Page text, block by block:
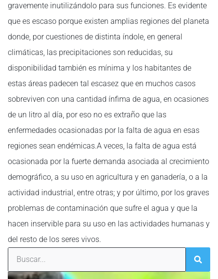
gravemente inutilizándolo para sus funciones. Es evidente
que es escaso porque existen amplias regiones del planeta
donde, por cuestiones de distinta índole, en general
climáticas, las precipitaciones son reducidas, su
disponibilidad también es mínima y los habitantes de
estas áreas padecen tal escasez que en muchos casos
sobreviven con una cantidad ínfima de agua, en ocasiones
de un litro al día, por eso no es extraño que las
enfermedades ocasionadas por la falta de agua en esas
regiones sean endémicas.A veces, la falta de agua está
ocasionada por la fuerte demanda asociada al crecimiento
demográfico, a su uso en agricultura y en ganadería, o a la
actividad industrial, entre otras; y por último, por los graves
problemas de contaminación que sufre el agua y que la
hacen inservible para su uso en las actividades humanas y
del resto de los seres vivos.